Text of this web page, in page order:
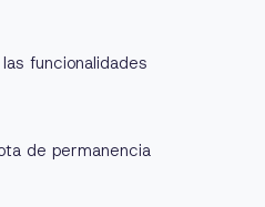
las funcionalidades
de permanencia